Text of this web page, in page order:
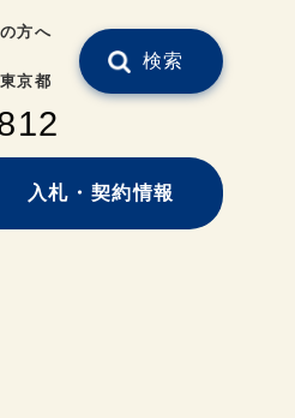
方へ
東京都
検索
入札・契約情報